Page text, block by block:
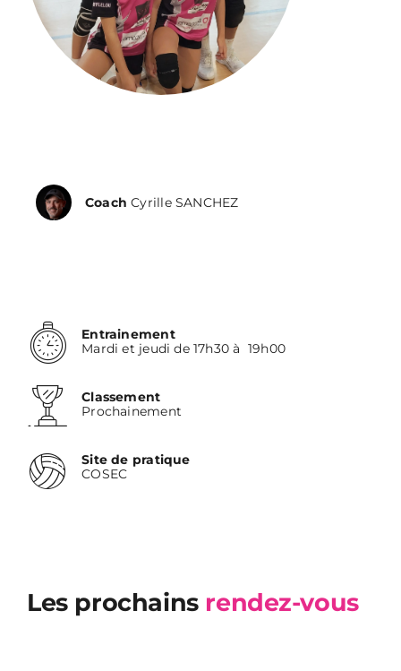
Coach Cyrille SANCHEZ
Entrainement
Mardi et jeudi de 17h30 à 19h00
Classement
Prochainement
Site de pratique
COSEC
Les prochains rendez-vous